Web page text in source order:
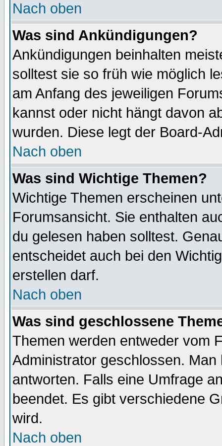
Nach oben
Was sind Ankündigungen?
Ankündigungen beinhalten
solltest sie so früh wie möglich
am Anfang des jeweiligen
kannst oder nicht hängt davon
wurden. Diese legt der Board-
Nach oben
Was sind Wichtige Themen?
Wichtige Themen erscheinen
Forumsansicht. Sie enthalten
du gelesen haben solltest.
entscheidet auch bei den
erstellen darf.
Nach oben
Was sind geschlossene
Themen werden entweder vom
Administrator geschlossen.
antworten. Falls eine Umfrage
beendet. Es gibt verschiedene
wird.
Nach oben